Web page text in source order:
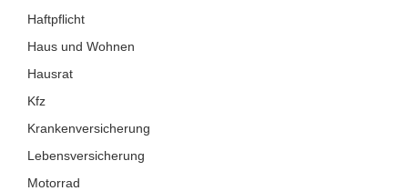
Haftpflicht
Haus und Wohnen
Hausrat
Kfz
Krankenversicherung
Lebensversicherung
Motorrad